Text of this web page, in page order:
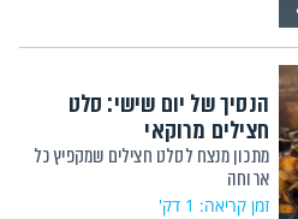
הנסיך של יום שישי: סלט
חצילים מרוקאי
מתכון מנצח לסלט חצילים שמקפיץ כל
ארוחה
זמן קריאה: 1 דק'